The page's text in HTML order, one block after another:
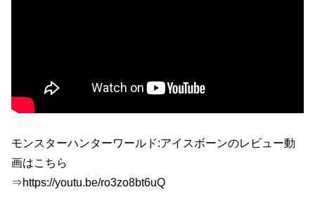
モンスターハンターワールド:アイスボーンのレビュー動
画はこちら
⇒https://youtu.be/ro3zo8bt6uQ